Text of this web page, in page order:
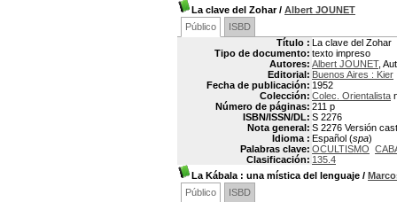
La clave del Zohar/ Albert JOUNET
Público
ISBD
Título : La clave del Zohar
Tipo de documento: texto impreso
Autores: Albert JOUNET,
Editorial: Buenos Aires : Kier
Fecha de publicación: 1952
Colección: Colec. Orientalista
Número de páginas: 211 p
ISBN/ISSN/DL: S 2276
Nota general: S 2276 Versión
Idioma : Español (spa)
Palabras clave: OCULTISMO
Clasificación: 135.4
La Kábala : una mística del lenguaje /
Público
ISBD